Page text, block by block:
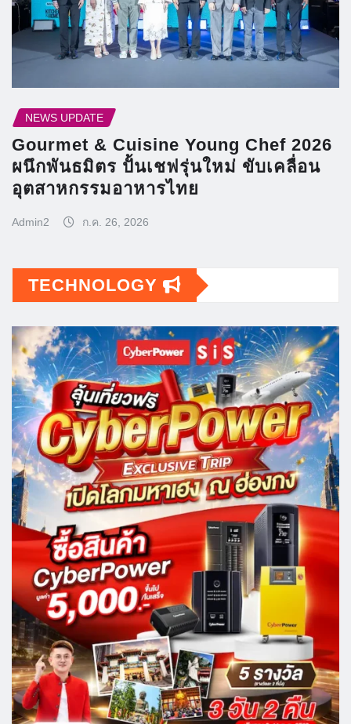
NEWS UPDATE
Gourmet & Cuisine Young Chef 2026
ผนึกพันธมิตร ปั้นเชฟรุ่นใหม่ ขับเคลื่อน
อุตสาหกรรมอาหารไทย
Admin2 ก.ค. 26, 2026
TECHNOLOGY